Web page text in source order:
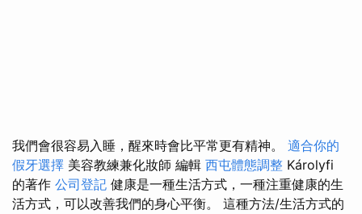
我們會很容易入睡，醒來時會比平常更有精神。 適合你的
假牙選擇 美容教練兼化妝師 編輯 西屯體態調整 Károlyfi
的著作 公司登記 健康是一種生活方式，一種注重健康的生
活方式，可以改善我們的身心平衡。 這種方法/生活方式的